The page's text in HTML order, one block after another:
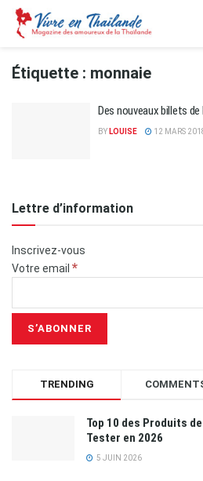
Étiquette : monnaie
Des nouveaux billets de
BY LOUISE 12 MARS
Lettre d’information
Inscrivez-vous
Votre email *
TRENDING
Top 10 des Produits
Tester en 2026
5 JUIN 2026